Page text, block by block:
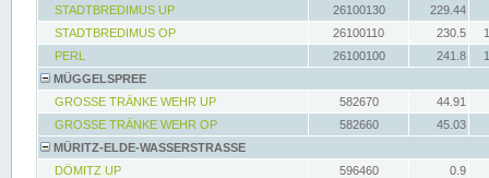
STADTBREDIMUS UP
26100130
229.44
STADTBREDIMUS OP
26100110 230.5
PERL
26100100 241.8
MÜGGELSPREE
GROSSE TRÄNKE WEHR UP
582670
44.91
GROSSE TRÄNKE WEHR OP
582660
45.03
MÜRITZ-ELDE-WASSERSTRASSE
DÖMITZ UP
596460
0.9